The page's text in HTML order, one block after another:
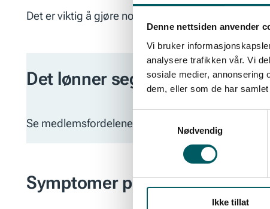
Denne nettsiden anvender
Vi bruker
analysere trafikken vår. Vi
sosiale medier, annonsering
dem, eller som de har
Nødvendig
Ikke tillat
Det er viktig å gjøre noe med negativt stress, for
Det lønner seg å være medlem
Se medlemsfordelene
Symptomer på stress